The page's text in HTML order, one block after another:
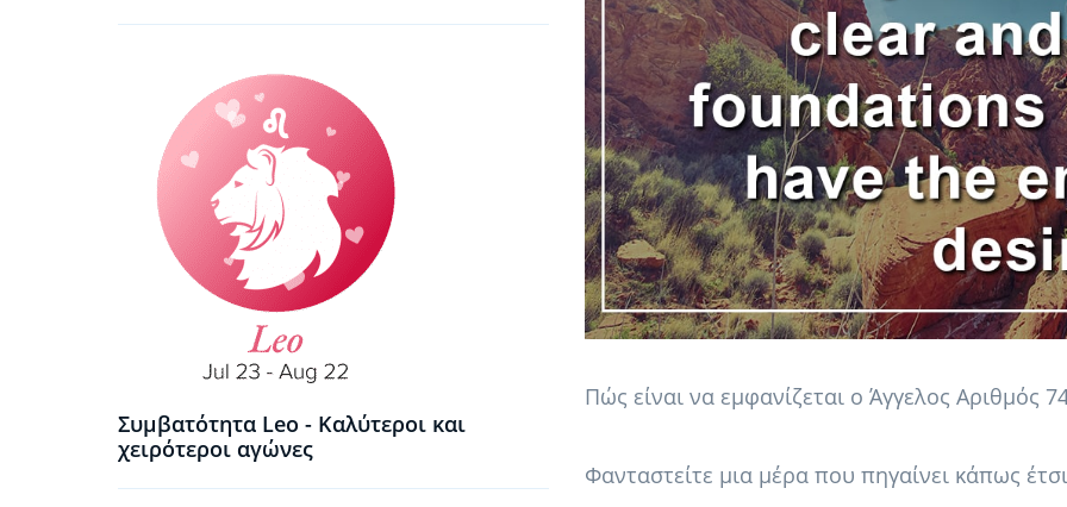
Συμβατότητα Leo - Καλύτεροι και
χειρότεροι αγώνες
Πώς είναι να εμφανίζεται ο Άγγελος Αριθμός
Φανταστείτε μια μέρα που πηγαίνει κάπως